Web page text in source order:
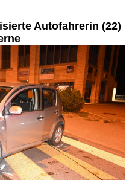
Autofahrerin (22)